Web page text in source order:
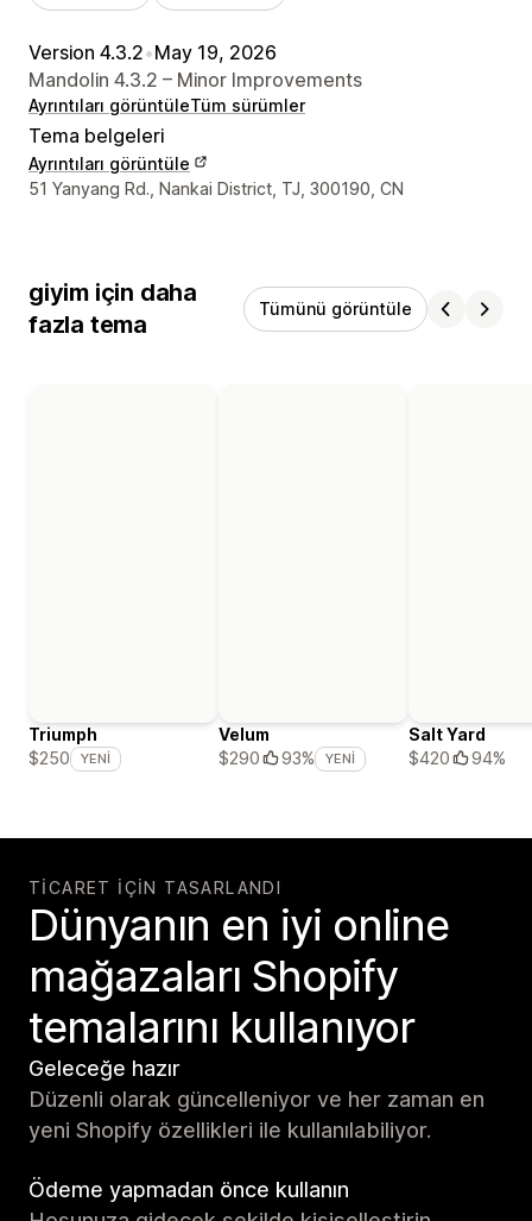
Version 4.3.2•May 19, 2026
Mandolin 4.3.2 – Minor Improvements
Ayrıntıları görüntüleTüm sürümler
Tema belgeleri
Ayrıntıları görüntüle
Tasarımcı iletişim bilgileri
51 Yanyang Rd., Nankai District, TJ, 300190, CN
giyim için daha
fazla tema
Tümünü görüntüle
Triumph
$250
YENI
Velum
$290
93% YENI
Salt Yard
$420
94%
TICARET IÇIN TASARLANDI
Dünyanın en iyi online
mağazaları Shopify
temalarını kullanıyor
Geleceğe hazır
Düzenli olarak güncelleniyor ve her zaman en
yeni Shopify özellikleri ile kullanılabiliyor.
Ödeme yapmadan önce kullanın